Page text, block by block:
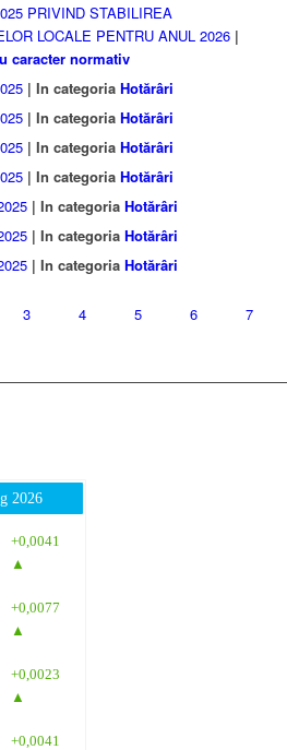
PRIVIND STABILIREA
LOCALE PENTRU ANUL 2026 |
caracter normativ
| In categoria Hotărâri
| In categoria Hotărâri
| In categoria Hotărâri
| In categoria Hotărâri
| In categoria Hotărâri
| In categoria Hotărâri
| In categoria Hotărâri
3 4 5 6
7
2026
+0,0041
▲
+0,0077
▲
+0,0023
▲
+0,0041